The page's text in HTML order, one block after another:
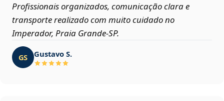
Profissionais organizados, comunicação clara e
transporte realizado com muito cuidado no
Imperador, Praia Grande‑SP.
GS Gustavo S.